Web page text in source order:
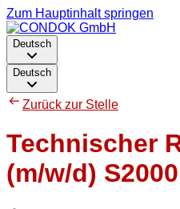
Zum Hauptinhalt springen
Deutsch
Deutsch
Zurück zur Stelle
Technischer
(m/w/d)